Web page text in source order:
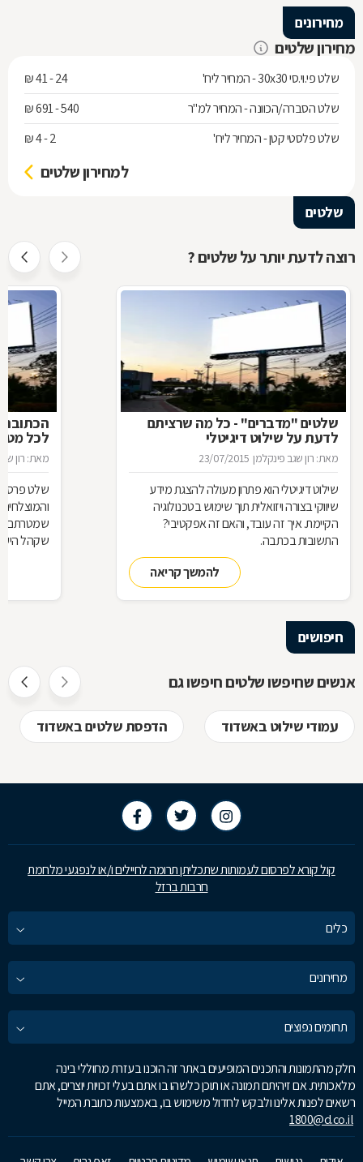
מחירונים
מחירון שלטים
שלט פי.וי.סי 30x30 - המחיר ליח'
24 - 41 ₪
שלט הסברה/הכוונה - המחיר למ"ר
540 - 691 ₪
שלט פלסטי קטן - המחיר ליח'
2 - 4 ₪
למחירון שלטים
שלטים
רוצה לדעת יותר על שלטים ?
שלטים "מדברים" - כל מה שרציתם
לדעת על שילוט דיגיטלי
מאת: רון שגב פינקלמן 23/07/2015
שילוט דיגיטלי הוא פתרון מעולה להצגת מידע
שיווקי בצורה ויזואלית תוך שימוש בטכנולוגיה
הקיימת. איך זה עובד, והאם זה אפקטיבי?
התשובות בכתבה.
להמשך קריאה
הכתובת
לכל
מאת: רון
שלט
שמטרתם
שקהל
חיפושים
אנשים שחיפשו שלטים חיפשו גם
עמודי שילוט באשדוד הדפסת שלטים באשדוד
קול קורא לפרסום לעמותות שתכליתן תרומה לחיילים ו/או לנפגעי מלחמת
חרבות ברזל
כלים
מחירונים
תחומים נפוצים
חלק מהתמונות והתכנים המופיעים באתר זה הוכנו בעזרת מחוללי בינה
מלאכותית. אם זיהיתם תמונה או תוכן כלשהו בו אתם בעלי זכויות יוצרים, אתם
רשאים לפנות אלינו ולבקש לחדול משימוש בו, באמצעות כתובת המייל
1800@d.co.il